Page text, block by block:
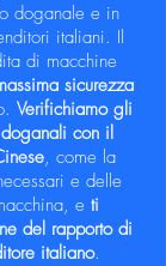
doganale e in
italiani. Il
di macchine
sicurezza
Verifichiamo gli
con il
, come la
e delle
e ti
del rapporto di
italiano.​